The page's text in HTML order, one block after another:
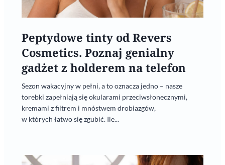
Peptydowe tinty od Revers
Cosmetics. Poznaj genialny
gadżet z holderem na telefon
Sezon wakacyjny w pełni, a to oznacza jedno – nasze
torebki zapełniają się okularami przeciwsłonecznymi,
kremami z filtrem i mnóstwem drobiazgów,
w których łatwo się zgubić. Ile...